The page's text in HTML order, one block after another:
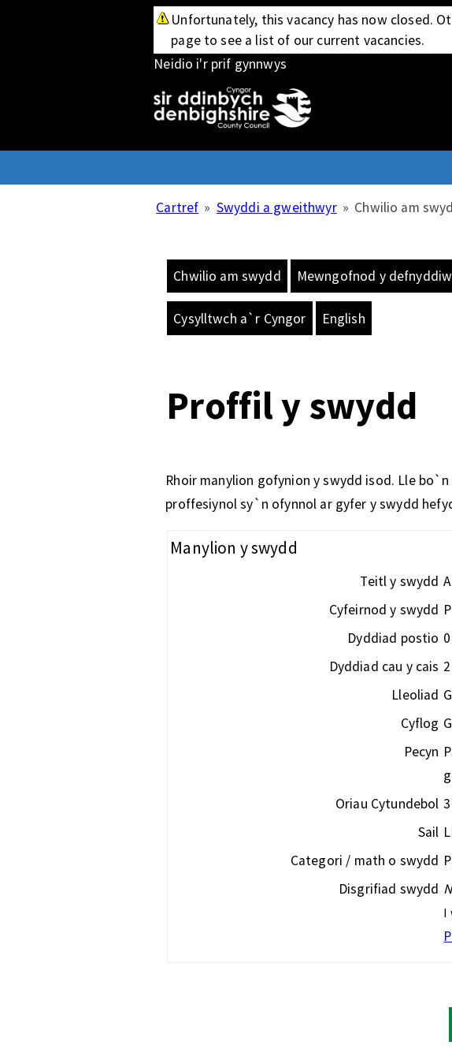
Unfortunately, this vacancy has now closed.
page to see a list of our current vacancies.
Neidio i'r prif gynnwys
Cartref » Swyddi a gweithwyr » Chwilio am
Chwilio am swydd Mewngofnod y
Cysylltwch a`r Cyngor English
Proffil y swydd
Rhoir manylion gofynion y swydd isod. Lle
proffesiynol sy`n ofynnol ar gyfer y swydd
Manylion y swydd
Teitl y swydd
Cyfeirnod y swydd
Dyddiad postio
Dyddiad cau y cais
Lleoliad
Cyflog
Pecyn
Oriau Cytundebol
Sail
Categori / math o swydd
Disgrifiad swydd
I